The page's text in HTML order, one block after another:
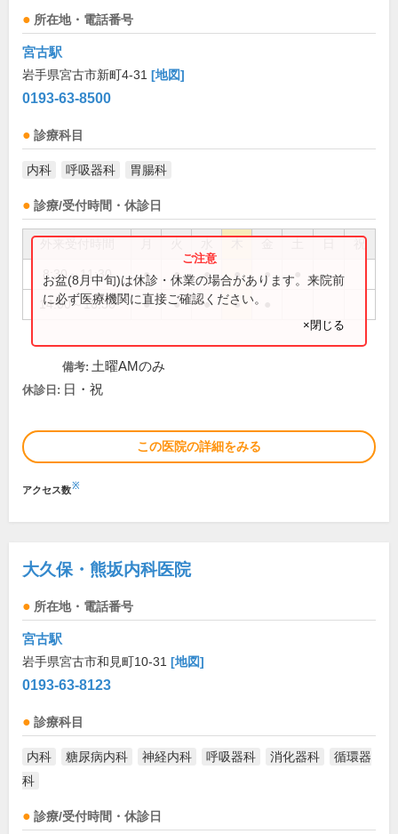
所在地・電話番号
宮古駅
岩手県宮古市新町4-31 [地図]
0193-63-8500
診療科目
内科 呼吸器科 胃腸科
診療/受付時間・休診日
祝
8:30～11:30 ● ● ● ● ●
14:00～16:30 ● ● ● ●
お盆(8月中旬)は休診・休業の場合があります。来院前
に必ず医療機関に直接ご確認ください。
×閉じる
備考: 土曜AMのみ
休診日: 日・祝
この医院の詳細をみる
アクセス数※
大久保・熊坂内科医院
所在地・電話番号
宮古駅
岩手県宮古市和見町10-31 [地図]
0193-63-8123
診療科目
内科 糖尿病内科 神経内科 呼吸器科 消化器科
循環器
科
診療/受付時間・休診日